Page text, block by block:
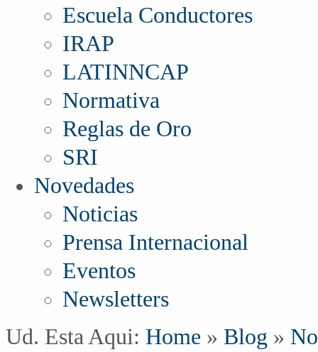
Escuela Conductores
IRAP
LATINNCAP
Normativa
Reglas de Oro
SRI
Novedades
Noticias
Prensa Internacional
Eventos
Newsletters
Ud. Esta Aqui: Home » Blog »